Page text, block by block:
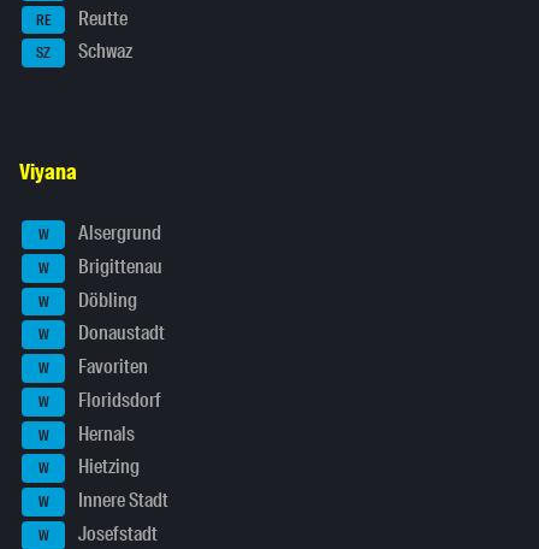
RE Reutte
SZ Schwaz
Viyana
W Alsergrund
W Brigittenau
W Döbling
W Donaustadt
W Favoriten
W Floridsdorf
W Hernals
W Hietzing
W Innere Stadt
W Josefstadt